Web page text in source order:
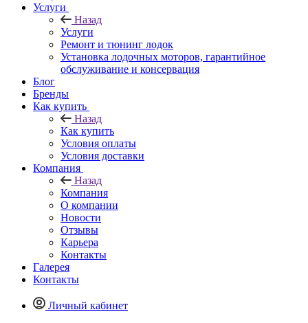
Услуги
Назад
Услуги
Ремонт и тюнинг лодок
Установка лодочных моторов, гарантийное
обслуживание и консервация
Блог
Бренды
Как купить
Назад
Как купить
Условия оплаты
Условия доставки
Компания
Назад
Компания
О компании
Новости
Отзывы
Карьера
Контакты
Галерея
Контакты
Личный кабинет